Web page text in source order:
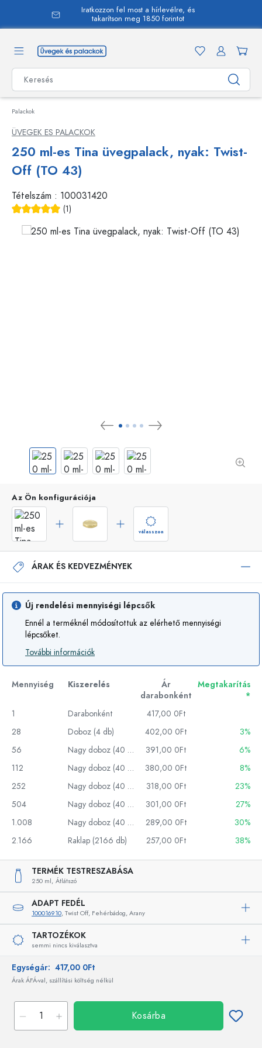
Iratkozzon fel most a hírlevélre, és
takarítson meg 1850 forintot
Palackok
ÜVEGEK ES PALACKOK
250 ml-es Tina üvegpalack, nyak: Twist-
Off (TO 43)
Tételszám : 100031420
(1)
Az Ön konfigurációja
válasszon
ÁRAK ÉS KEDVEZMÉNYEK
Új rendelési mennyiségi lépcsők
Ennél a terméknél módosítottuk az elérhető mennyiségi
lépcsőket.
További információk
Mennyiség Kiszerelés
Ár
darabonként
Megtakarítás
*
1
Darabonként
417,00 0Ft
28
Doboz (4 db) 402,00 0Ft
3%
56
Nagy doboz (40 db) 391,00 0Ft
6%
112
Nagy doboz (40 db) 380,00 0Ft
8%
252
Nagy doboz (40 db) 318,00 0Ft
23%
504
Nagy doboz (40 db) 301,00 0Ft
27%
1.008
Nagy doboz (40 db) 289,00 0Ft
30%
2.166
Raklap (2166 db) 257,00 0Ft 38%
TERMÉK TESTRESZABÁSA
250 ml, Átlátszó
ADAPT FEDÉL
100016910, Twist Off, Fehérbádog, Arany
TARTOZÉKOK
semmi nincs kiválasztva
Egységár: 417,00 0Ft
Árak ÁFÁ-val, szállítási költség nélkül
Kosárba